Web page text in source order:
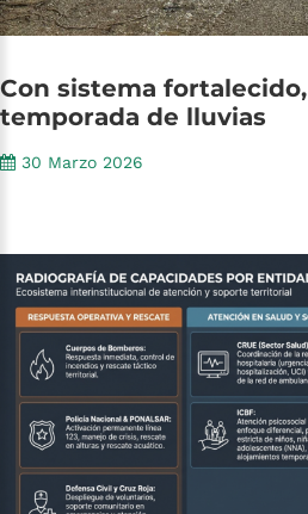
Con sistema fortalecido,
temporada de lluvias
30 Marzo 2026